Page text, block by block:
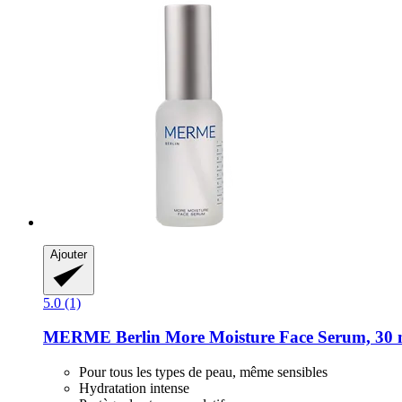
Ajouter
5.0 (1)
MERME Berlin More Moisture Face Serum, 30
Pour tous les types de peau, même sensibles
Hydratation intense